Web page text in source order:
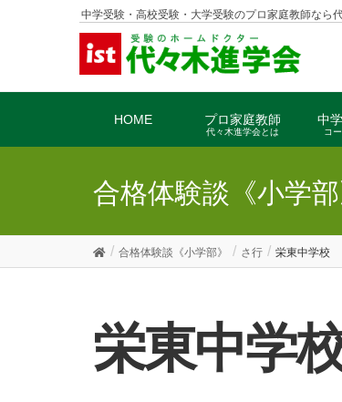
中学受験・高校受験・大学受験のプロ家庭教師なら
HOME プロ家庭教師
代々木進学会とは
中
コ
合格体験談《小学部
合格体験談《小学部》 さ行 栄東中学校
栄東中学